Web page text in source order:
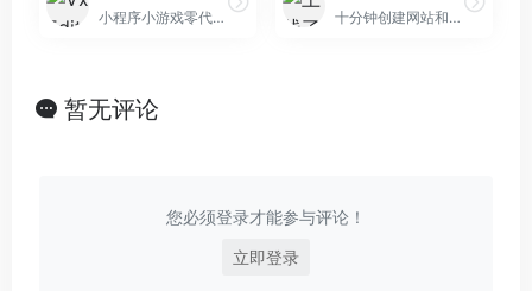
小程序小游戏零代码制作平台 十分钟创建网站和小程序
暂无评论
您必须登录才能参与评论！
立即登录